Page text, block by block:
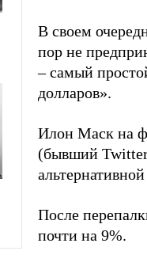
В своем
пор не
– самый
долларов».
Илон Маск на
(бывший
После
почти на 9%.